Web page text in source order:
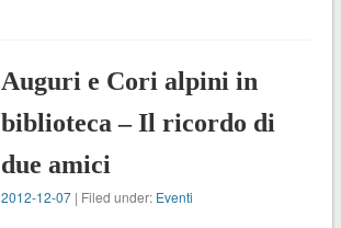
Auguri e Cori alpini in
biblioteca – Il ricordo di
due amici
2012-12-07 | Filed under: Eventi